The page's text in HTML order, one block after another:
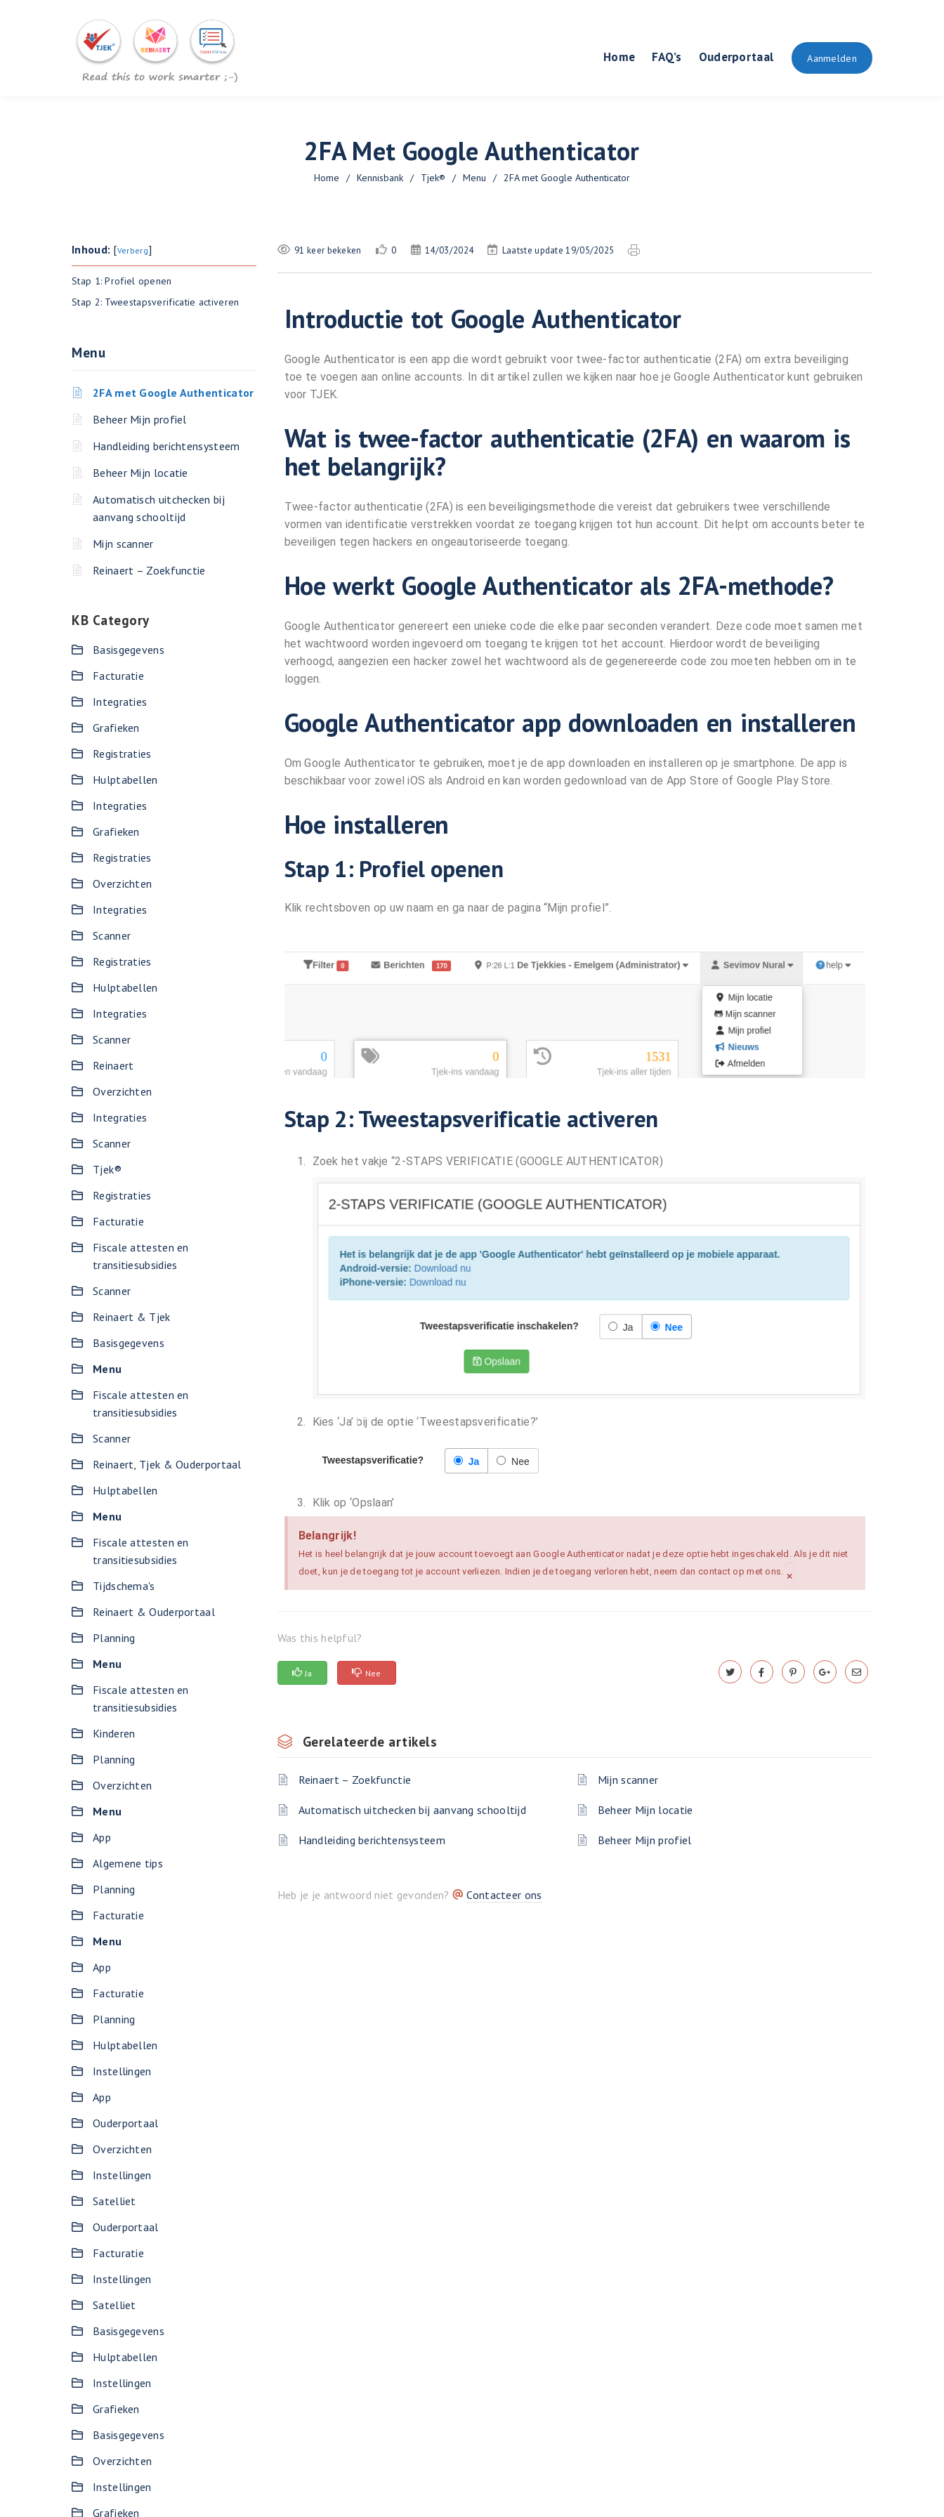
Aanmelden
Home FAQ’s Ouderportaal
2FA Met Google Authenticator
Home / Kennisbank / Tjek® / Menu / 2FA met Google Authenticator
Inhoud: [Verberg]
Stap 1: Profiel openen
Stap 2: Tweestapsverificatie activeren
Menu
2FA met Google Authenticator
Beheer Mijn profiel
Handleiding berichtensysteem
Beheer Mijn locatie
Automatisch uitchecken bij
aanvang schooltijd
Mijn scanner
Reinaert – Zoekfunctie
KB Category
Basisgegevens
Facturatie
Integraties
Grafieken
Registraties
Hulptabellen
Integraties
Grafieken
Registraties
Overzichten
Integraties
Scanner
Registraties
Hulptabellen
Integraties
Scanner
Reinaert
Overzichten
Integraties
Scanner
Tjek®
Registraties
Facturatie
Fiscale attesten en
transitiesubsidies
Scanner
Reinaert & Tjek
Basisgegevens
Menu
Fiscale attesten en
transitiesubsidies
Scanner
Reinaert, Tjek & Ouderportaal
Hulptabellen
Menu
Fiscale attesten en
transitiesubsidies
Tijdschema's
Reinaert & Ouderportaal
Planning
Menu
Fiscale attesten en
transitiesubsidies
Kinderen
Planning
Overzichten
Menu
App
Algemene tips
Planning
Facturatie
Menu
App
Facturatie
Planning
Hulptabellen
Instellingen
App
Ouderportaal
Overzichten
Instellingen
Satelliet
Ouderportaal
Facturatie
Instellingen
Satelliet
Basisgegevens
Hulptabellen
Instellingen
Grafieken
Basisgegevens
Overzichten
Instellingen
Grafieken
91 keer bekeken 0 14/03/2024 Laatste update 19/05/2025
Introductie tot Google Authenticator
Google Authenticator is een app die wordt gebruikt voor twee-factor authenticatie (2FA) om extra beveiliging
toe te voegen aan online accounts. In dit artikel zullen we kijken naar hoe je Google Authenticator kunt gebruiken
voor TJEK.
Wat is twee-factor authenticatie (2FA) en waarom is
het belangrijk?
Twee-factor authenticatie (2FA) is een beveiligingsmethode die vereist dat gebruikers twee verschillende
vormen van identificatie verstrekken voordat ze toegang krijgen tot hun account. Dit helpt om accounts beter te
beveiligen tegen hackers en ongeautoriseerde toegang.
Hoe werkt Google Authenticator als 2FA-methode?
Google Authenticator genereert een unieke code die elke paar seconden verandert. Deze code moet samen met
het wachtwoord worden ingevoerd om toegang te krijgen tot het account. Hierdoor wordt de beveiliging
verhoogd, aangezien een hacker zowel het wachtwoord als de gegenereerde code zou moeten hebben om in te
loggen.
Google Authenticator app downloaden en installeren
Om Google Authenticator te gebruiken, moet je de app downloaden en installeren op je smartphone. De app is
beschikbaar voor zowel iOS als Android en kan worden gedownload van de App Store of Google Play Store.
Hoe installeren
Stap 1: Profiel openen
Klik rechtsboven op uw naam en ga naar de pagina “Mijn profiel”.
Stap 2: Tweestapsverificatie activeren
Zoek het vakje “2-STAPS VERIFICATIE (GOOGLE AUTHENTICATOR)
Kies ‘Ja’ bij de optie ‘Tweestapsverificatie?’
Klik op ‘Opslaan’
Belangrijk!
Het is heel belangrijk dat je jouw account toevoegt aan Google Authenticator nadat je deze optie hebt ingeschakeld. Als je dit niet
doet, kun je de toegang tot je account verliezen. Indien je de toegang verloren hebt, neem dan contact op met ons. ×
Was this helpful?
Ja Nee
Gerelateerde artikels
Reinaert – Zoekfunctie Mijn scanner
Automatisch uitchecken bij aanvang schooltijd Beheer Mijn locatie
Handleiding berichtensysteem Beheer Mijn profiel
Heb je je antwoord niet gevonden? Contacteer ons